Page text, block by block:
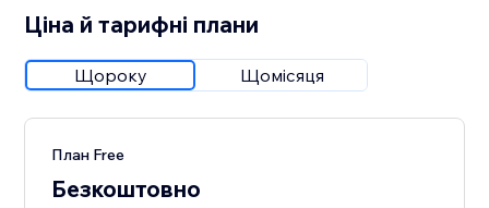
Ціна й тарифні плани
Щороку Щомісяця
План Free
Безкоштовно